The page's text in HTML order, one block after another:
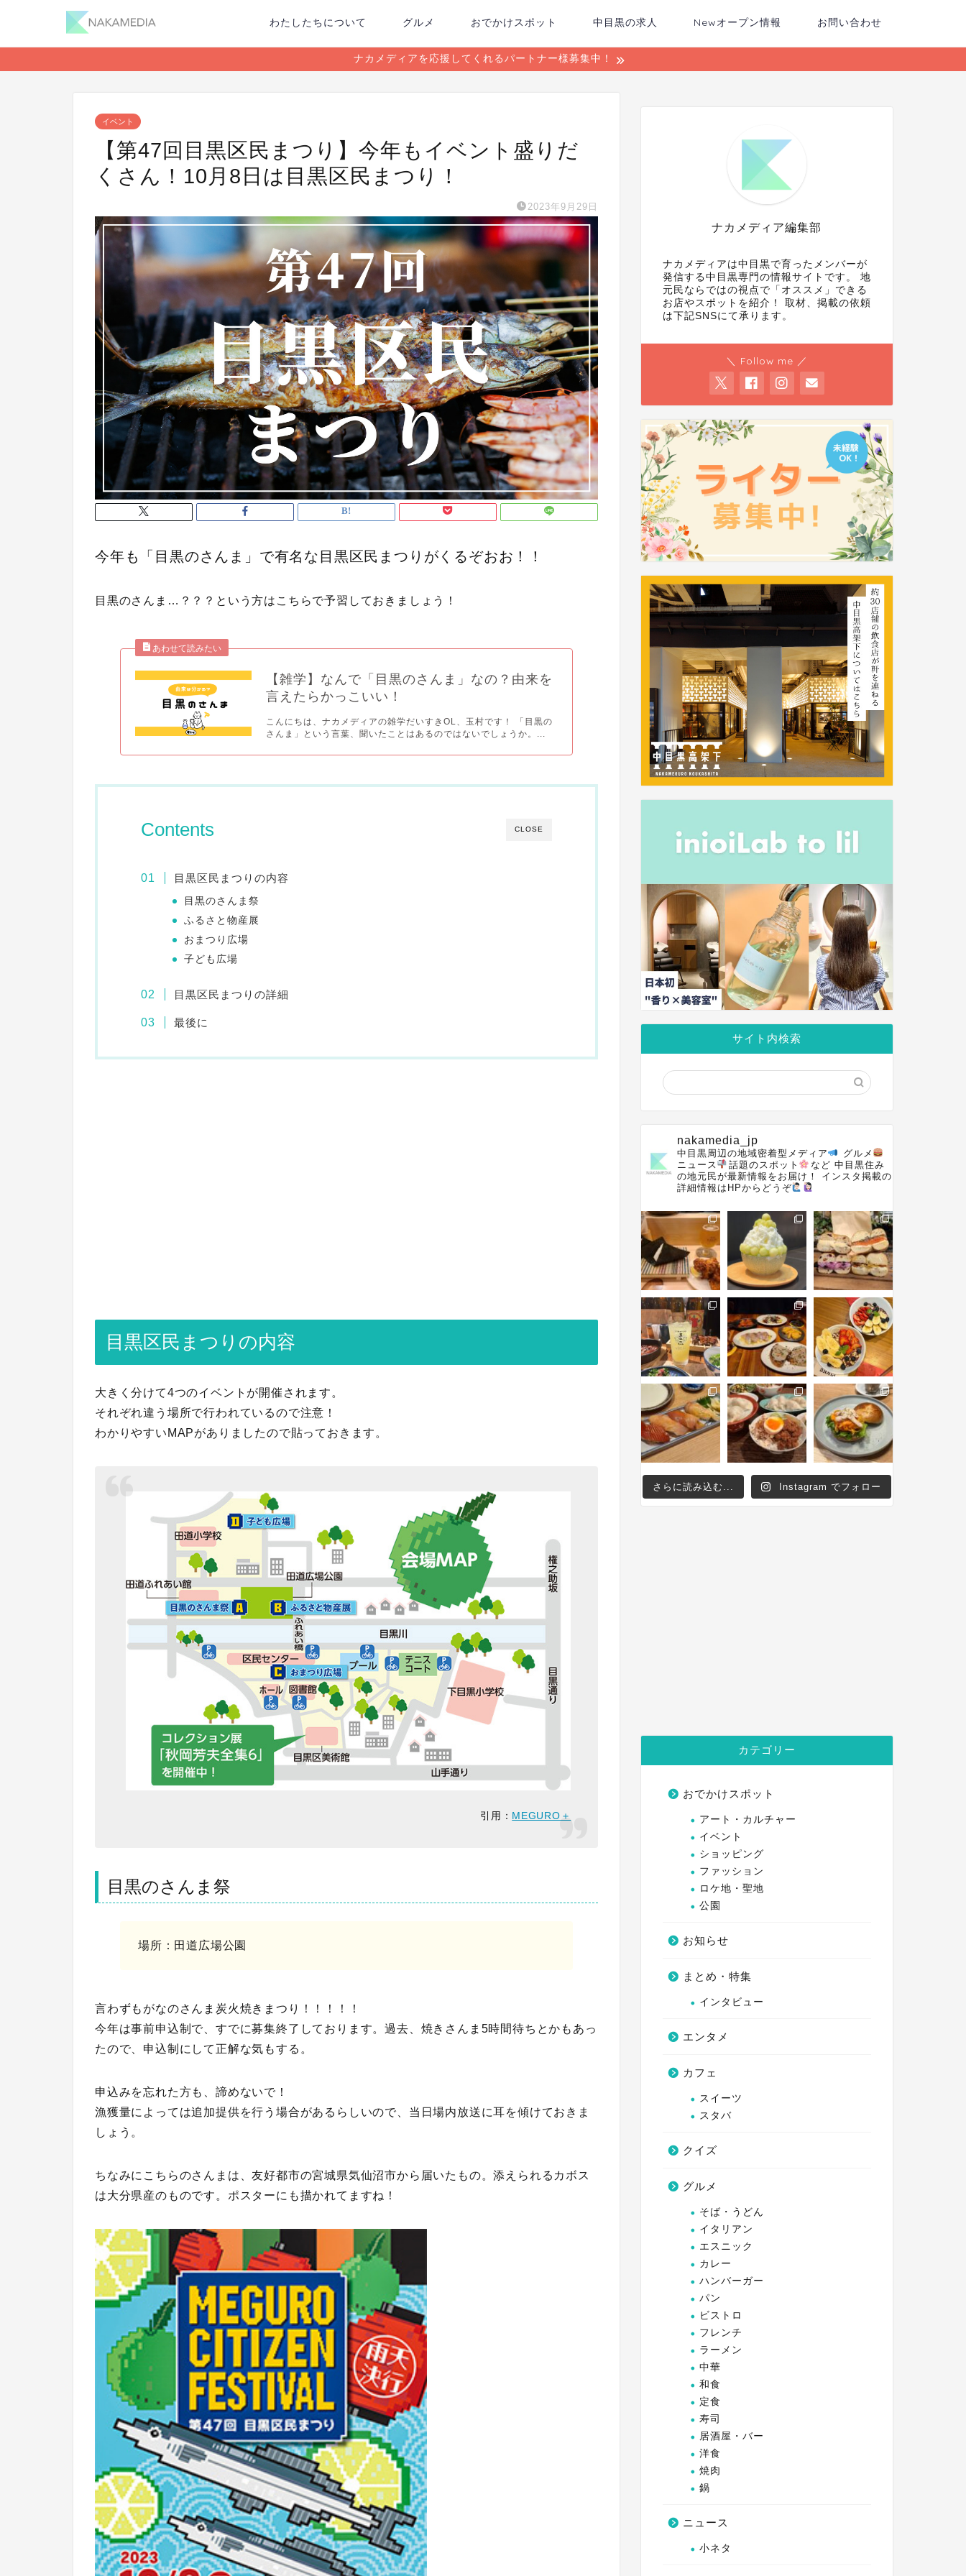
わたしたちについて グルメ おでかけスポット 中目黒の求人 Newオープン情報 お問い合わせ
ナカメディアを応援してくれるパートナー様募集中！
イベント
【第47回目黒区民まつり】今年もイベント盛りだ
くさん！10月8日は目黒区民まつり！
2023年9月29日
今年も「目黒のさんま」で有名な目黒区民まつりがくるぞおお！！
目黒のさんま…？？？という方はこちらで予習しておきましょう！
【雑学】なんで「目黒のさんま」なの？由来を
言えたらかっこいい！
こんにちは、ナカメディアの雑学だいすきOL、玉村です！ 「目黒の
さんま」という言葉、聞いたことはあるのではないでしょうか。...
CLOSE
Contents
目黒区民まつりの内容
目黒のさんま祭
ふるさと物産展
おまつり広場
子ども広場
目黒区民まつりの詳細
最後に
目黒区民まつりの内容
大きく分けて4つのイベントが開催されます。
それぞれ違う場所で行われているので注意！
わかりやすいMAPがありましたので貼っておきます。
引用： MEGURO＋
目黒のさんま祭
場所：田道広場公園
言わずもがなのさんま炭火焼きまつり！！！！！
今年は事前申込制で、すでに募集終了しております。過去、焼きさんま5時間待ちとかもあっ
たので、申込制にして正解な気もする。
申込みを忘れた方も、諦めないで！
漁獲量によっては追加提供を行う場合があるらしいので、当日場内放送に耳を傾けておきま
しょう。
ちなみにこちらのさんまは、友好都市の宮城県気仙沼市から届いたもの。添えられるカボス
は大分県産のものです。ポスターにも描かれてますね！
ナカメディア編集部
ナカメディアは中目黒で育ったメンバーが
発信する中目黒専門の情報サイトです。 地
元民ならではの視点で「オススメ」できる
お店やスポットを紹介！ 取材、掲載の依頼
は下記SNSにて承ります。
＼ Follow me ／
サイト内検索
nakamedia_jp
中目黒周辺の地域密着型メディア
グルメ
ニュース
話題のスポット など 中目黒住み
の地元民が最新情報をお届け！
インスタ掲載の
詳細情報はHPからどうぞ
さらに読み込む... Instagram でフォロー
カテゴリー
おでかけスポット
アート・カルチャー
イベント
ショッピング
ファッション
ロケ地・聖地
公園
お知らせ
まとめ・特集
インタビュー
エンタメ
カフェ
スイーツ
スタバ
クイズ
グルメ
そば・うどん
イタリアン
エスニック
カレー
ハンバーガー
パン
ビストロ
フレンチ
ラーメン
中華
和食
定食
寿司
居酒屋・バー
洋食
焼肉
鍋
ニュース
小ネタ